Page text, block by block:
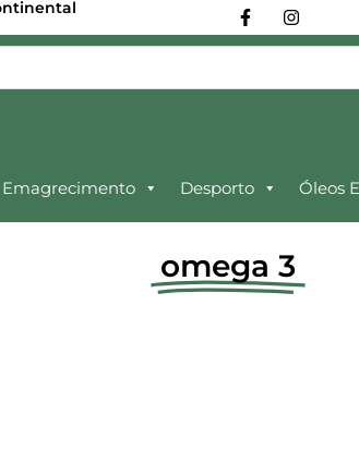
Emagrecimento Desporto Óleos
omega 3